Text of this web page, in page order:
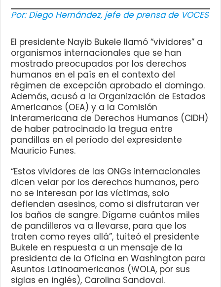
Por: Diego Hernández, jefe de prensa de VOCES
El presidente Nayib Bukele llamó “vividores” a
organismos internacionales que se han
mostrado preocupados por los derechos
humanos en el país en el contexto del
régimen de excepción aprobado el domingo.
Además, acusó a la Organización de Estados
Americanos (OEA) y a la Comisión
Interamericana de Derechos Humanos (CIDH)
de haber patrocinado la tregua entre
pandillas en el período del expresidente
Mauricio Funes.
“Estos vividores de las ONGs internacionales
dicen velar por los derechos humanos, pero
no se interesan por las víctimas, solo
defienden asesinos, como si disfrutaran ver
los baños de sangre. Dígame cuántos miles
de pandilleros va a llevarse, para que los
traten como reyes allá”, tuiteó el presidente
Bukele en respuesta a un mensaje de la
presidenta de la Oficina en Washington para
Asuntos Latinoamericanos (WOLA, por sus
siglas en inglés), Carolina Sandoval.